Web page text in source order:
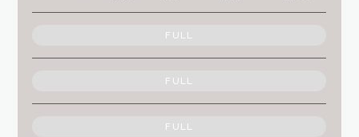
FULL
FULL
FULL